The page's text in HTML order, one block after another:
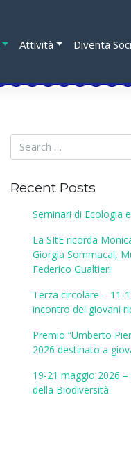
Attività Diventa
Recent Posts
Seminari di Ecologia
La SItE ricorda
Giorgia Sommacal,
Federico Gualtieri
Terza circolare – 11-
incontro dei giovani
Premio “Umberto
2026 destinato a
19-21 maggio 2026
della Biodiversità